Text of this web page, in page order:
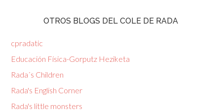
OTROS BLOGS DEL COLE DE RADA
cpradatic
Educación Física-Gorputz Heziketa
Rada´s Children
Rada's English Corner
Rada's little monsters